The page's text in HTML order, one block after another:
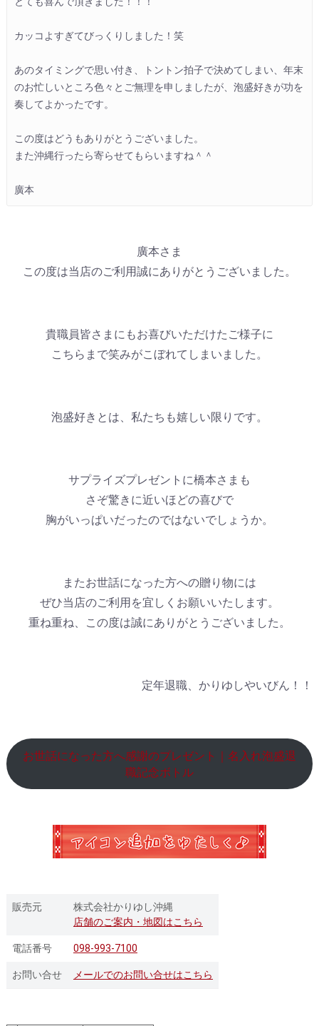
カッコよすぎてびっくりしました！笑
あのタイミングで思い付き、トントン拍子で決めてしまい、年末
のお忙しいところ色々とご無理を申しましたが、泡盛好きが功を
奏してよかったです。
この度はどうもありがとうございました。
また沖縄行ったら寄らせてもらいますね＾＾
廣本
廣本さま
この度は当店のご利用誠にありがとうございました。
貴職員皆さまにもお喜びいただけたご様子に
こちらまで笑みがこぼれてしまいました。
泡盛好きとは、私たちも嬉しい限りです。
サプライズプレゼントに橋本さまも
さぞ驚きに近いほどの喜びで
胸がいっぱいだったのではないでしょうか。
またお世話になった方への贈り物には
ぜひ当店のご利用を宜しくお願いいたします。
重ね重ね、この度は誠にありがとうございました。
定年退職、かりゆしやいびん！！
お世話になった方へ感謝のプレゼント｜名入れ泡盛退
職記念ボトル
販売元
株式会社かりゆし沖縄
店舗のご案内・地図はこちら
電話番号 098-993-7100
お問い合せ メールでのお問い合せはこちら